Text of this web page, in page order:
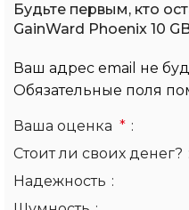
Будьте первым, кто
GainWard Phoenix 10
Ваш адрес email не
Обязательные поля
Ваша оценка *
Стоит ли своих денег?
Надежность